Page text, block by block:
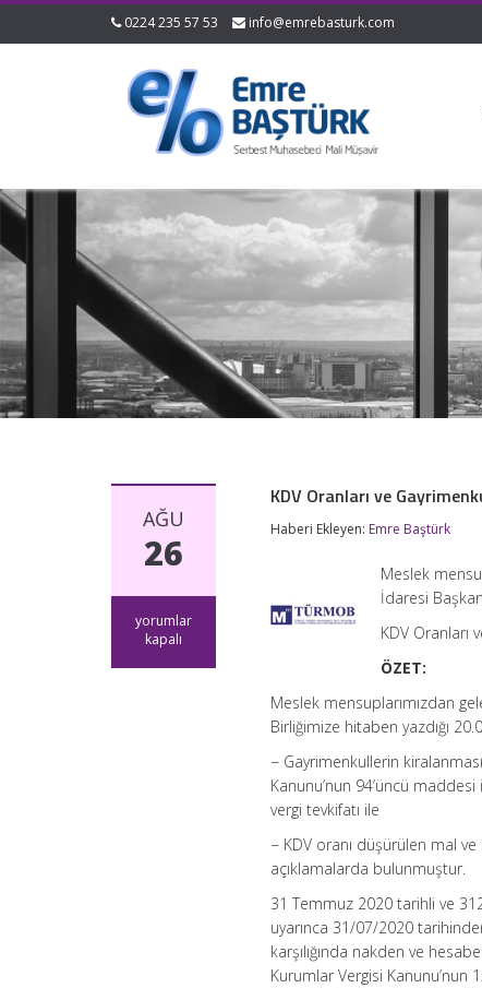
0224 235 57 53 info@emrebasturk.com
AĞU
26
KDV
Oranları
yorumlar
kapalı
KDV Oranları ve
Haberi Ekleyen: Emre Baştürk
Meslek
İdaresi
KDV Oranları
ÖZET:
Meslek mensuplarımızdan
Birliğimize hitaben yazdığı
− Gayrimenkullerin
Kanunu’nun 94’üncü
vergi tevkifatı ile
− KDV oranı düşürülen mal
açıklamalarda bulunmuştur.
31 Temmuz 2020 tarihli ve
uyarınca 31/07/2020
karşılığında nakden ve
Kurumlar Vergisi Kanunu’nun